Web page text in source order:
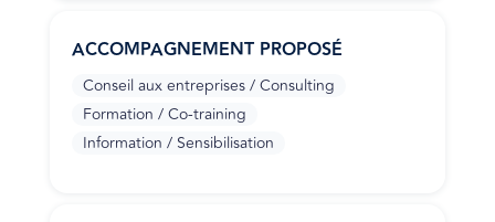
ACCOMPAGNEMENT PROPOSÉ
Conseil aux entreprises / Consulting
Formation / Co-training
Information / Sensibilisation